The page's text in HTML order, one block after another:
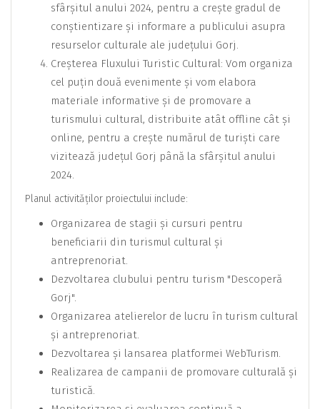
sfârșitul anului 2024, pentru a crește gradul de
conștientizare și informare a publicului asupra
resurselor culturale ale județului Gorj.
Creșterea Fluxului Turistic Cultural: Vom organiza
cel puțin două evenimente și vom elabora
materiale informative și de promovare a
turismului cultural, distribuite atât offline cât și
online, pentru a crește numărul de turiști care
vizitează județul Gorj până la sfârșitul anului
2024.
Planul activităților proiectului include:
Organizarea de stagii și cursuri pentru
beneficiarii din turismul cultural și
antreprenoriat.
Dezvoltarea clubului pentru turism "Descoperă
Gorj".
Organizarea atelierelor de lucru în turism cultural
și antreprenoriat.
Dezvoltarea și lansarea platformei WebTurism.
Realizarea de campanii de promovare culturală și
turistică.